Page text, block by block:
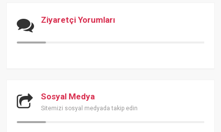
Ziyaretçi Yorumları
Sosyal Medya
Sitemizi sosyal medyada takip edin